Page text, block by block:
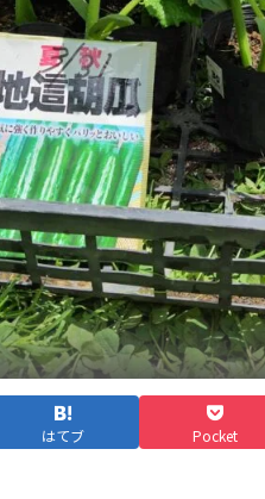
はてブ Pocket